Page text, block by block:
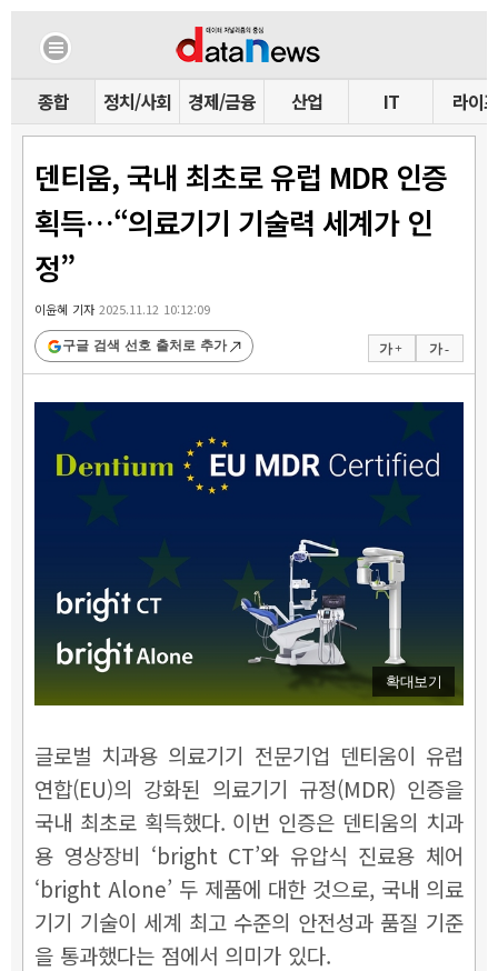
종합 정치/사회 경제/금융 산업 IT 라이프
덴티움, 국내 최초로 유럽 MDR 인증
획득…“의료기기 기술력 세계가 인
정”
이윤혜 기자2025.11.12 10:12:09
가 + 가 -
구글 검색 선호 출처로 추가
확대보기
글로벌 치과용 의료기기 전문기업 덴티움이 유럽
연합(EU)의 강화된 의료기기 규정(MDR) 인증을
국내 최초로 획득했다. 이번 인증은 덴티움의 치과
용 영상장비 ‘bright CT’와 유압식 진료용 체어
‘bright Alone’ 두 제품에 대한 것으로, 국내 의료
기기 기술이 세계 최고 수준의 안전성과 품질 기준
을 통과했다는 점에서 의미가 있다.